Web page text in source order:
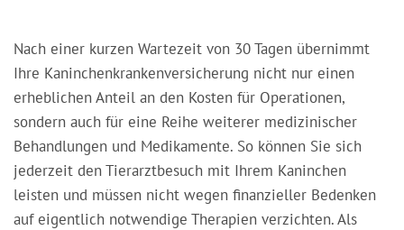
Nach einer kurzen Wartezeit von 30 Tagen übernimmt
Ihre Kaninchenkrankenversicherung nicht nur einen
erheblichen Anteil an den Kosten für Operationen,
sondern auch für eine Reihe weiterer medizinischer
Behandlungen und Medikamente. So können Sie sich
jederzeit den Tierarztbesuch mit Ihrem Kaninchen
leisten und müssen nicht wegen finanzieller Bedenken
auf eigentlich notwendige Therapien verzichten. Als